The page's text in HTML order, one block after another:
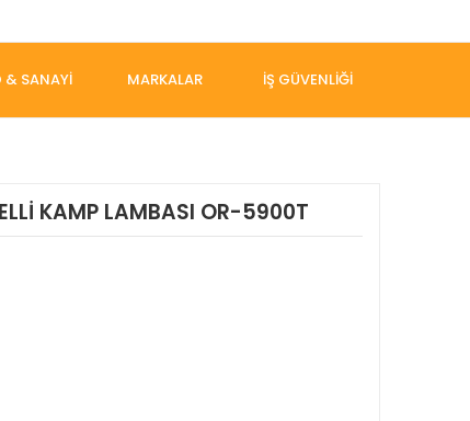
& SANAYİ MARKALAR İŞ GÜVENLİĞİ
KAMP LAMBASI OR-5900T